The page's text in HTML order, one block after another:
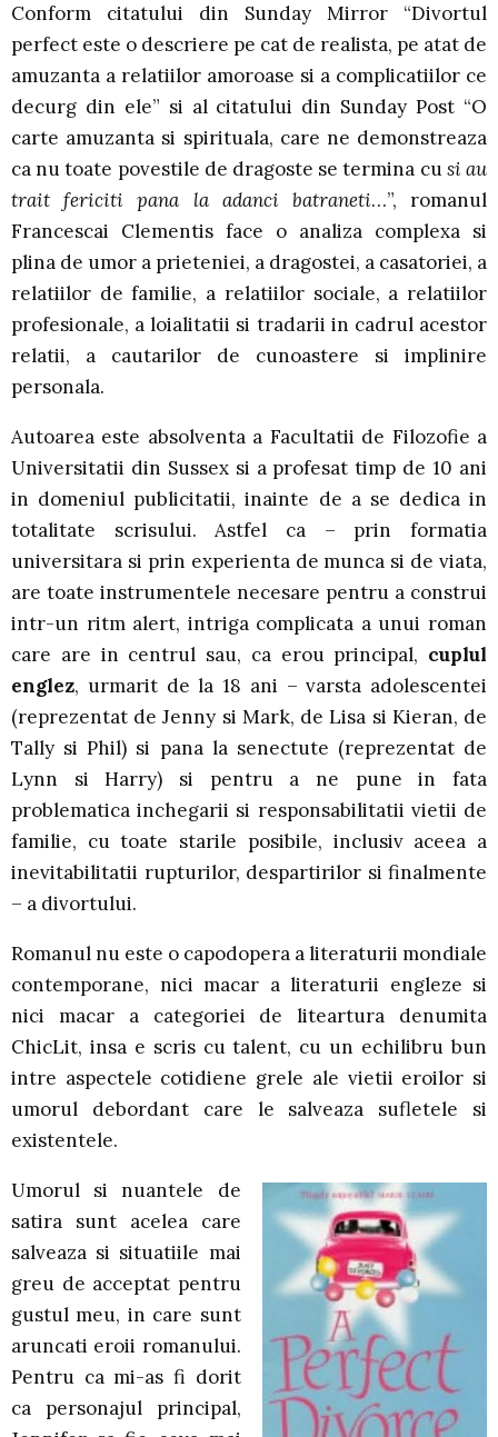
Conform citatului din Sunday Mirror “Divortul
perfect este o descriere pe cat de realista, pe atat de
amuzanta a relatiilor amoroase si a complicatiilor ce
decurg din ele” si al citatului din Sunday Post “O
carte amuzanta si spirituala, care ne demonstreaza
ca nu toate povestile de dragoste se termina cusi au
trait fericiti pana la adanci batraneti…”, romanul
Francescai Clementis face o analiza complexa si
plina de umor a prieteniei, a dragostei, a casatoriei, a
relatiilor de familie, a relatiilor sociale, a relatiilor
profesionale, a loialitatii si tradarii in cadrul acestor
relatii, a cautarilor de cunoastere si implinire
personala.
Autoarea este absolventa a Facultatii de Filozofie a
Universitatii din Sussex si a profesat timp de 10 ani
in domeniul publicitatii, inainte de a se dedica in
totalitate scrisului. Astfel ca – prin formatia
universitara si prin experienta de munca si de viata,
are toate instrumentele necesare pentru a construi
intr-un ritm alert, intriga complicata a unui roman
care are in centrul sau, ca erou principal, cuplul
englez, urmarit de la 18 ani – varsta adolescentei
(reprezentat de Jenny si Mark, de Lisa si Kieran, de
Tally si Phil) si pana la senectute (reprezentat de
Lynn si Harry) si pentru a ne pune in fata
problematica inchegarii si responsabilitatii vietii de
familie, cu toate starile posibile, inclusiv aceea a
inevitabilitatii rupturilor, despartirilor si finalmente
– a divortului.
Romanul nu este o capodopera a literaturii mondiale
contemporane, nici macar a literaturii engleze si
nici macar a categoriei de liteartura denumita
ChicLit, insa e scris cu talent, cu un echilibru bun
intre aspectele cotidiene grele ale vietii eroilor si
umorul debordant care le salveaza sufletele si
existentele.
Umorul si nuantele de
satira sunt acelea care
salveaza si situatiile mai
greu de acceptat pentru
gustul meu, in care sunt
aruncati eroii romanului.
Pentru ca mi-as fi dorit
ca personajul principal,